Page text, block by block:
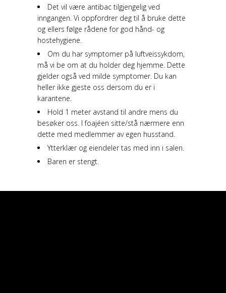
Det vil være antibac tilgjengelig ved
inngangen. Vi oppfordrer deg til å bruke dette
og ellers følge rådene for god hånd- og
hostehygiene.
Om du har symptomer på luftveissykdom,
må vi be om at du holder deg hjemme. Dette
gjelder også ved milde symptomer. Du kan
heller ikke gjeste oss dersom du er i
karantene.
Hold 1 meter avstand til andre mens du
besøker oss. I foajéen sitte/stå nærmere enn
dette med medlemmer av egen husstand.
Ytterklær og eiendeler tas med inn i salen.
Baren er stengt.